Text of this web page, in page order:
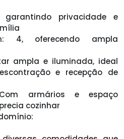
garantindo privacidade e
4, oferecendo ampla
ampla e iluminada, ideal
e recepção de
armários e espaço
cozinhar